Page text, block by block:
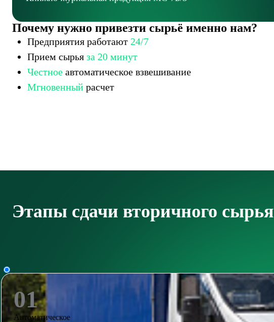
ПЗП Коминтерна, г. Мытищи
Почему нужно привезти сырьё именно нам?
Предприятия работают 24/7
Прием сырья за 20 минут
Честное автоматическое взвешивание
Мгновенный расчет
Этапы сдачи вторичного сырья
01
Автоматическое